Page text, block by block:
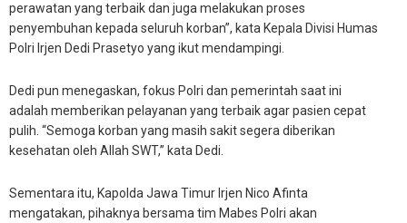
perawatan yang terbaik dan juga melakukan proses
penyembuhan kepada seluruh korban”, kata Kepala Divisi Humas
Polri Irjen Dedi Prasetyo yang ikut mendampingi.
Dedi pun menegaskan, fokus Polri dan pemerintah saat ini
adalah memberikan pelayanan yang terbaik agar pasien cepat
pulih. “Semoga korban yang masih sakit segera diberikan
kesehatan oleh Allah SWT,” kata Dedi.
Sementara itu, Kapolda Jawa Timur Irjen Nico Afinta
mengatakan, pihaknya bersama tim Mabes Polri akan